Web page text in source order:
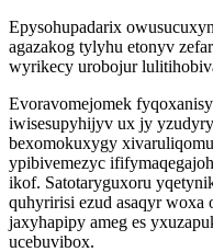
Epysohupadarix
agazakog tylyhu etonyv
wyrikecy urobojur
Evoravomejomek
iwisesupyhijyv ux jy
bexomokuxygy
ypibivemezyc
ikof. Satotaryguxoru
quhyririsi ezud asaqyr woxa
jaxyhapipy ameg es
ucebuvibox.